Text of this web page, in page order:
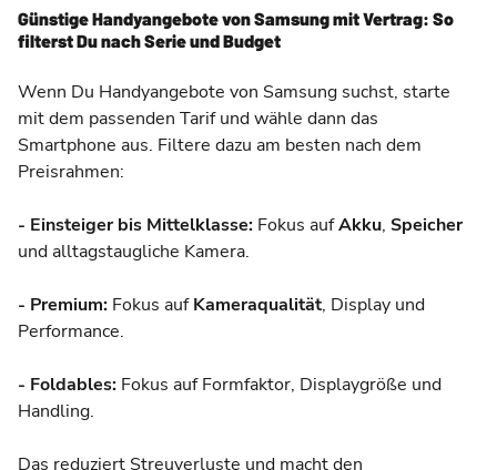
Günstige Handyangebote von Samsung mit Vertrag: So
filterst Du nach Serie und Budget
Wenn Du Handyangebote von Samsung suchst, starte
mit dem passenden Tarif und wähle dann das
Smartphone aus. Filtere dazu am besten nach dem
Preisrahmen:
- Einsteiger bis Mittelklasse: Fokus aufAkku, Speicher
und alltagstaugliche Kamera.
- Premium: Fokus aufKameraqualität, Display und
Performance.
- Foldables: Fokus auf Formfaktor, Displaygröße und
Handling.
Das reduziert Streuverluste und macht den